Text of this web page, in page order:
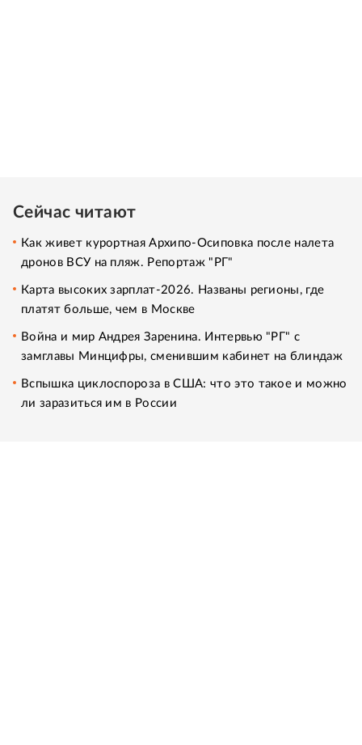
Сейчас читают
Как живет курортная Архипо-Осиповка после налета
дронов ВСУ на пляж. Репортаж "РГ"
Карта высоких зарплат-2026. Названы регионы, где
платят больше, чем в Москве
Война и мир Андрея Заренина. Интервью "РГ" с
замглавы Минцифры, сменившим кабинет на блиндаж
Вспышка циклоспороза в США: что это такое и можно
ли заразиться им в России